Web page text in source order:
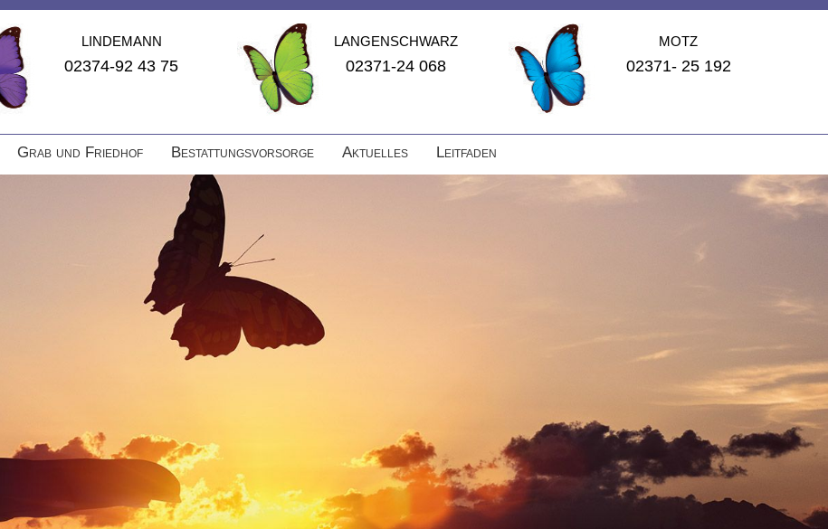
LINDEMANN
02374-92 43 75
LANGENSCHWARZ
02371-24 068
MOTZ
02371- 25 192
Grab und Friedhof Bestattungsvorsorge Aktuelles Leitfaden